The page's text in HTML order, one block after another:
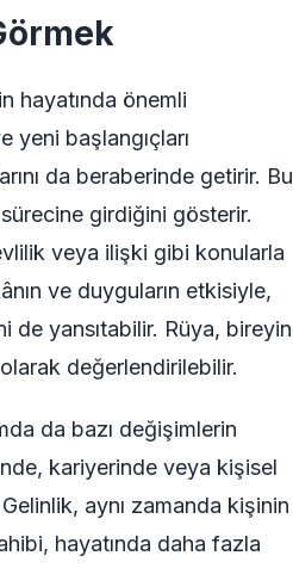
hayatında önemli
yeni başlangıçları
da beraberinde getirir. Bu
girdiğini gösterir.
veya ilişki gibi konularla
ve duyguların etkisiyle,
de yansıtabilir. Rüya, bireyin
olarak değerlendirilebilir.
da bazı değişimlerin
kariyerinde veya kişisel
aynı zamanda kişinin
hayatında daha fazla